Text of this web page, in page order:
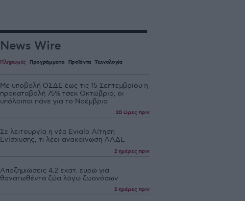
News Wire
Πληρωμές Προγράμματα Προϊόντα Τεχνολογία
Με υποβολή ΟΣΔΕ έως τις 15 Σεπτεμβρίου η
προκαταβολή 75% τσεκ Οκτώβριο, οι
υπόλοιποι πάνε για το Νοέμβριο
20 ώρες πριν
Σε λειτουργία η νέα Ενιαία Αίτηση
Ενίσχυσης, τι λέει ανακοίνωση ΑΑΔΕ
2 ημέρες πριν
Αποζημιώσεις 4,2 εκατ. ευρώ για
θανατωθέντα ζώα λόγω ζωονόσων
2 ημέρες πριν